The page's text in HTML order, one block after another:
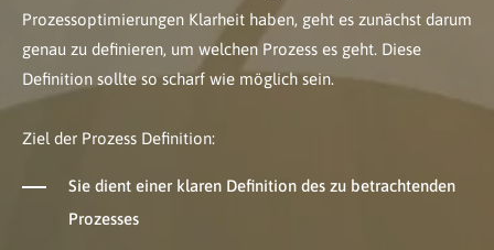
Prozessoptimierungen Klarheit haben, geht es zunächst darum
genau zu definieren, um welchen Prozess es geht. Diese
Definition sollte so scharf wie möglich sein.
Ziel der Prozess Definition:
Sie dient einer klaren Definition des zu betrachtenden
Prozesses